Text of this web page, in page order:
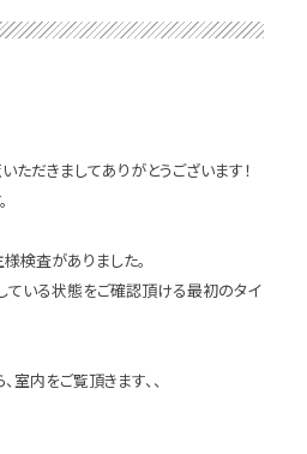
ただきましてありがとうございます！
検査がありました。
いる状態をご確認頂ける最初のタイ
内をご覧頂きます、、